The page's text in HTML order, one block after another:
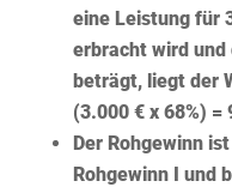
eine Leistung für
erbracht wird und
beträgt, liegt der
(3.000 € x 68%) =
Der Rohgewinn
Rohgewinn I und